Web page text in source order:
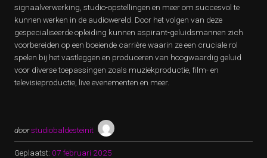
signaalverwerking, studio-opstellingen en meer om succesvol te
kunnen werken in de audiowereld. Door het volgen van deze
gespecialiseerde opleiding kunnen aspirant-geluidsmannen zich
voorbereiden op een boeiende carrière waarin ze een cruciale rol
spelen bij het vastleggen en produceren van hoogwaardig geluid
voor diverse toepassingen zoals muziekproductie, film- en
televisieproductie, live evenementen en meer.
doorstudiobaldesteinit
Geplaatst: 07 februari 2025